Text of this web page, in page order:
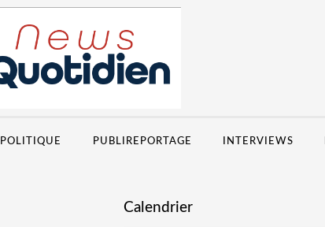
POLITIQUE PUBLIREPORTAGE INTERVIEWS
Calendrier